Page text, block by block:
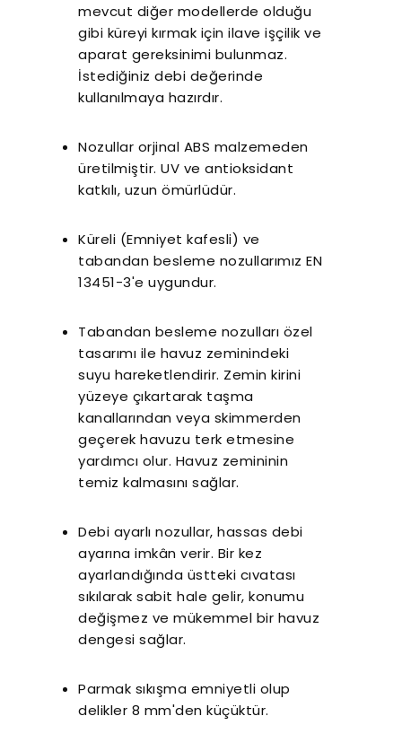
mevcut diğer modellerde olduğu
gibi küreyi kırmak için ilave işçilik ve
aparat gereksinimi bulunmaz.
İstediğiniz debi değerinde
kullanılmaya hazırdır.
Nozullar orjinal ABS malzemeden
üretilmiştir. UV ve antioksidant
katkılı, uzun ömürlüdür.
Küreli (Emniyet kafesli) ve
tabandan besleme nozullarımız EN
13451-3'e uygundur.
Tabandan besleme nozulları özel
tasarımı ile havuz zeminindeki
suyu hareketlendirir. Zemin kirini
yüzeye çıkartarak taşma
kanallarından veya skimmerden
geçerek havuzu terk etmesine
yardımcı olur. Havuz zemininin
temiz kalmasını sağlar.
Debi ayarlı nozullar, hassas debi
ayarına imkân verir. Bir kez
ayarlandığında üstteki cıvatası
sıkılarak sabit hale gelir, konumu
değişmez ve mükemmel bir havuz
dengesi sağlar.
Parmak sıkışma emniyetli olup
delikler 8 mm'den küçüktür.